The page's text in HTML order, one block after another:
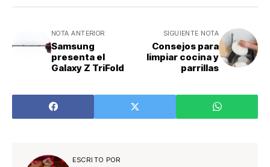
NOTA ANTERIOR
Samsung
presenta el
Galaxy Z TriFold
SIGUIENTE NOTA
Consejos para
limpiar cocina y
parrillas
ESCRITO POR